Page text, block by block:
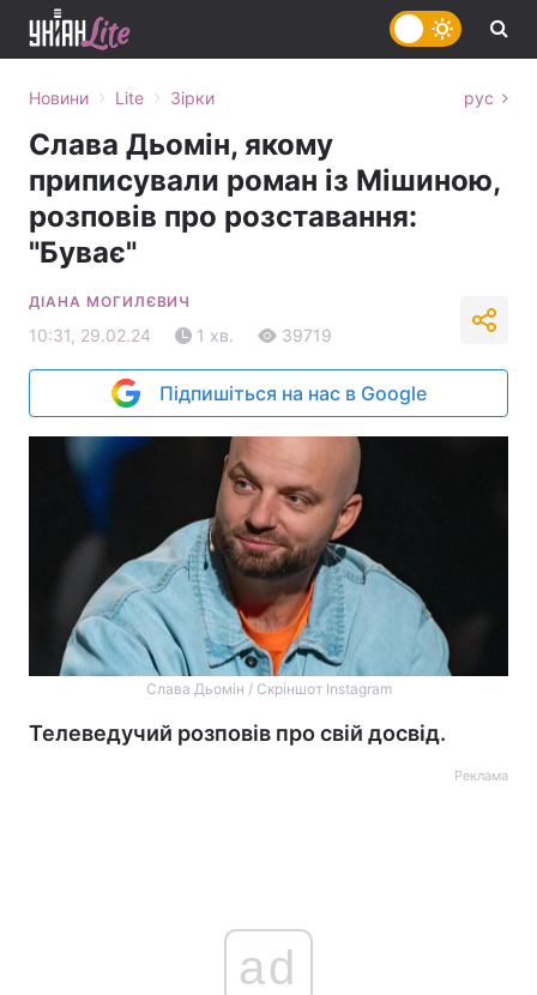
Новини › Lite › Зірки рус
Слава Дьомін, якому
приписували роман із Мішиною,
розповів про розставання:
"Буває"
ДІАНА МОГИЛЄВИЧ
10:31, 29.02.24 1 хв. 39719
Підпишіться на нас в Google
Слава Дьомін / Скріншот Instagram
Телеведучий розповів про свій досвід.
Реклама
ad